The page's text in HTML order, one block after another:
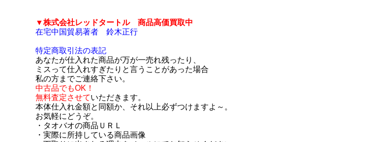
▼株式会社レッドタートル 商品高価買取中
在宅中国貿易著者 鈴木正行
特定商取引法の表記
あなたが仕入れた商品が万が一売れ残ったり、
ミスって仕入れすぎたりと言うことがあった場合
私の方までご連絡下さい。
中古品でもOK！
無料査定させていただきます。
本体仕入れ金額と同額か、それ以上必ずつけますよ～。
お気軽にどうぞ。
・タオバオの商品ＵＲＬ
・実際に所持している商品画像